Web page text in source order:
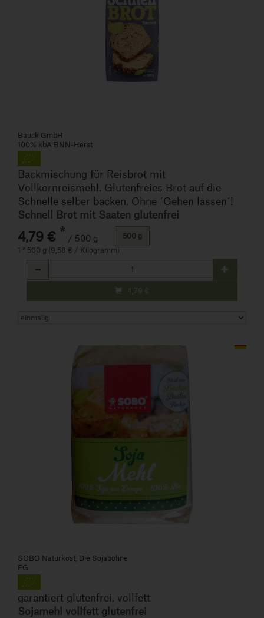
Bauck GmbH
100% kbA BNN-Herst
Backmischung für Reisbrot mit
Vollkornreismehl. Glutenfreies Brot auf die
Schnelle selber backen. Ohne ´Gehen lassen´!
Schnell Brot mit Saaten glutenfrei
4,79 € * / 500 g
1 * 500 g (9,58 € / Kilogramm)
500 g
Anzahl
4,79 €
SOBO Naturkost, Die Sojabohne
EG
garantiert glutenfrei, vollfett
Sojamehl vollfett glutenfrei